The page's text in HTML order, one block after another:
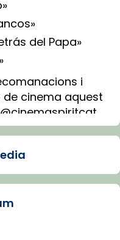
del Papa»
i
cinema aquest
(OpenAI)